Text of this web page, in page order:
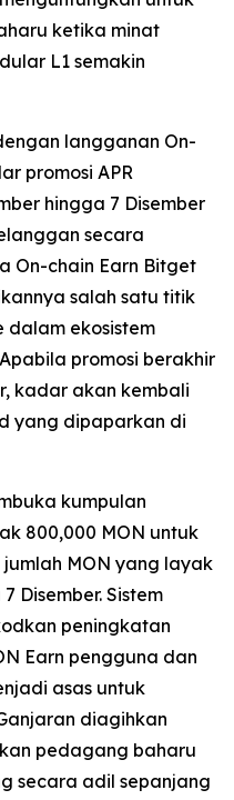
ketika minat
L1 semakin
langganan On-
promosi APR
hingga 7 Disember
secara
On-chain Earn Bitget
salah satu titik
dalam ekosistem
promosi berakhir
kadar akan kembali
yang dipaparkan di
kumpulan
800,000 MON untuk
MON yang layak
Disember. Sistem
peningkatan
Earn pengguna dan
asas untuk
diagihkan
pedagang baharu
secara adil sepanjang